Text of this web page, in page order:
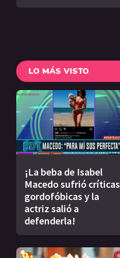
LO MÁS VISTO
¡La beba de Isabel
Macedo sufrió críticas
gordofóbicas y la
actriz salió a
defenderla!